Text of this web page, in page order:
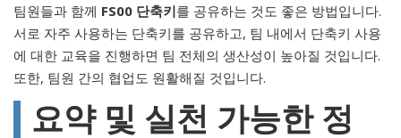
팀원들과 함께 FS00 단축키를 공유하는 것도 좋은 방법입니다.
서로 자주 사용하는 단축키를 공유하고, 팀 내에서 단축키 사용
에 대한 교육을 진행하면 팀 전체의 생산성이 높아질 것입니다.
또한, 팀원 간의 협업도 원활해질 것입니다.
요약 및 실천 가능한 정